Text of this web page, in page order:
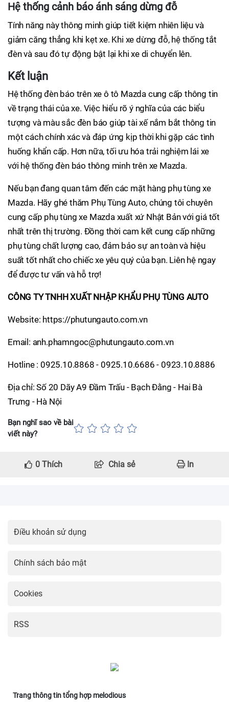
Hệ thống cảnh báo ánh sáng dừng đỗ
Tính năng này thông minh giúp tiết kiệm nhiên liệu và
giảm căng thẳng khi kẹt xe. Khi xe dừng đỗ, hệ thống tắt
đèn và sau đó tự động bật lại khi xe di chuyển lên.
Kết luận
Hệ thống đèn báo trên xe ô tô Mazda cung cấp thông tin
về trạng thái của xe. Việc hiểu rõ ý nghĩa của các biểu
tượng và màu sắc đèn báo giúp tài xế nắm bắt thông tin
một cách chính xác và đáp ứng kịp thời khi gặp các tình
huống khẩn cấp. Hơn nữa, tối ưu hóa trải nghiệm lái xe
với hệ thống đèn báo thông minh trên xe Mazda.
Nếu bạn đang quan tâm đến các mặt hàng phụ tùng xe
Mazda. Hãy ghé thăm Phụ Tùng Auto, chúng tôi chuyên
cung cấp phụ tùng xe Mazda xuất xứ Nhật Bản với giá tốt
nhất trên thị trường. Đồng thời cam kết cung cấp những
phụ tùng chất lượng cao, đảm bảo sự an toàn và hiệu
suất tốt nhất cho chiếc xe yêu quý của bạn. Liên hệ ngay
để được tư vấn và hỗ trợ!
CÔNG TY TNHH XUẤT NHẬP KHẨU PHỤ TÙNG AUTO
Website: https://phutungauto.com.vn
Email: anh.phamngoc@phutungauto.com.vn
Hotline : 0925.10.8868 - 0925.10.6686 - 0923.10.8886
Địa chỉ: Số 20 Dãy A9 Đầm Trấu - Bạch Đằng - Hai Bà
Trưng - Hà Nội
Bạn nghĩ sao về bài
viết này?
0 Thích Chia sẻ In
Điều khoản sử dụng
Chính sách bảo mật
Cookies
RSS
Trang thông tin tổng hợp melodious